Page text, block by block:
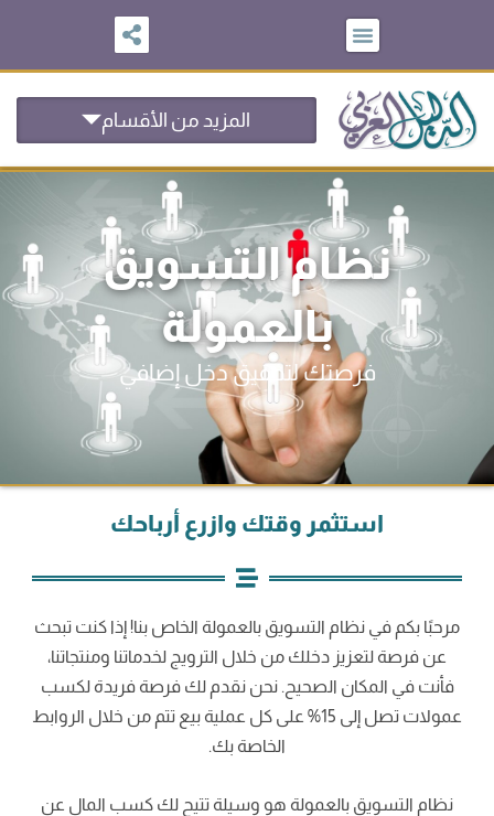
المحتوى
المزيد من الأقسام
نظام التسويق
بالعمولة
فرصتك لتحقيق دخل إضافي
استثمر وقتك وازرع أرباحك
مرحبًا بكم في نظام التسويق بالعمولة الخاص بنا! إذا كنت تبحث
عن فرصة لتعزيز دخلك من خلال الترويج لخدماتنا ومنتجاتنا،
فأنت في المكان الصحيح. نحن نقدم لك فرصة فريدة لكسب
عمولات تصل إلى 15% على كل عملية بيع تتم من خلال الروابط
الخاصة بك.
نظام التسويق بالعمولة هو وسيلة تتيح لك كسب المال عن